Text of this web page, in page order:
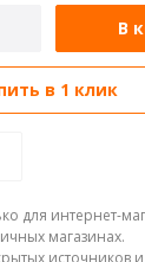
В
в 1 клик
для интернет-
магазинах.
источников